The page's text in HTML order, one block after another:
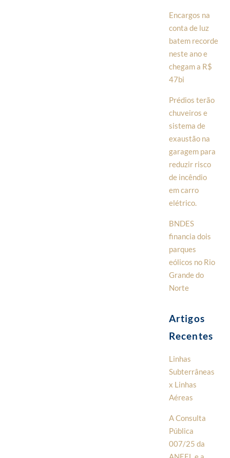
Encargos na
conta de luz
batem recorde
neste ano e
chegam a R$
47bi
Prédios terão
chuveiros e
sistema de
exaustão na
garagem para
reduzir risco
de incêndio
em carro
elétrico.
BNDES
financia dois
parques
eólicos no Rio
Grande do
Norte
Artigos
Recentes
Linhas
Subterrâneas
x Linhas
Aéreas
A Consulta
Pública
007/25 da